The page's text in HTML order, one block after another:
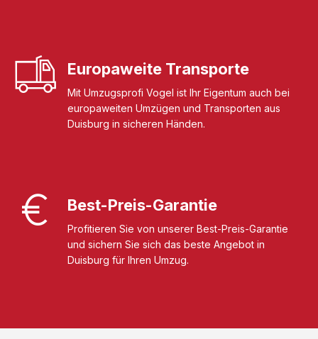
Europaweite Transporte
Mit Umzugsprofi Vogel ist Ihr Eigentum auch bei
europaweiten Umzügen und Transporten aus
Duisburg in sicheren Händen.
Best-Preis-Garantie
Profitieren Sie von unserer Best-Preis-Garantie
und sichern Sie sich das beste Angebot in
Duisburg für Ihren Umzug.